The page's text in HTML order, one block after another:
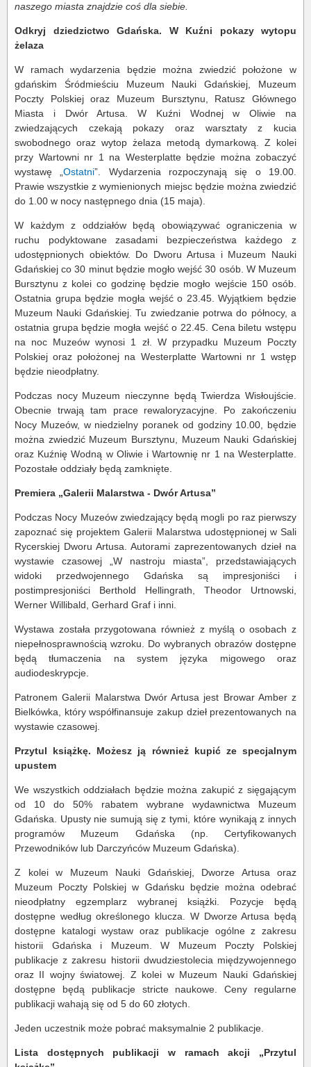
naszego miasta znajdzie coś dla siebie.
Odkryj dziedzictwo Gdańska. W Kuźni pokazy wytopu
żelaza
W ramach wydarzenia będzie można zwiedzić położone w
gdańskim Śródmieściu Muzeum Nauki Gdańskiej, Muzeum
Poczty Polskiej oraz Muzeum Bursztynu, Ratusz Głównego
Miasta i Dwór Artusa. W Kuźni Wodnej w Oliwie na
zwiedzających czekają pokazy oraz warsztaty z kucia
swobodnego oraz wytop żelaza metodą dymarkową. Z kolei
przy Wartowni nr 1 na Westerplatte będzie można zobaczyć
wystawę „Ostatni”. Wydarzenia rozpoczynają się o 19.00.
Prawie wszystkie z wymienionych miejsc będzie można zwiedzić
do 1.00 w nocy następnego dnia (15 maja).
W każdym z oddziałów będą obowiązywać ograniczenia w
ruchu podyktowane zasadami bezpieczeństwa każdego z
udostępnionych obiektów. Do Dworu Artusa i Muzeum Nauki
Gdańskiej co 30 minut będzie mogło wejść 30 osób. W Muzeum
Bursztynu z kolei co godzinę będzie mogło wejście 150 osób.
Ostatnia grupa będzie mogła wejść o 23.45. Wyjątkiem będzie
Muzeum Nauki Gdańskiej. Tu zwiedzanie potrwa do północy, a
ostatnia grupa będzie mogła wejść o 22.45. Cena biletu wstępu
na noc Muzeów wynosi 1 zł. W przypadku Muzeum Poczty
Polskiej oraz położonej na Westerplatte Wartowni nr 1 wstęp
będzie nieodpłatny.
Podczas nocy Muzeum nieczynne będą Twierdza Wisłoujście.
Obecnie trwają tam prace rewaloryzacyjne. Po zakończeniu
Nocy Muzeów, w niedzielny poranek od godziny 10.00, będzie
można zwiedzić Muzeum Bursztynu, Muzeum Nauki Gdańskiej
oraz Kuźnię Wodną w Oliwie i Wartownię nr 1 na Westerplatte.
Pozostałe oddziały będą zamknięte.
Premiera „Galerii Malarstwa - Dwór Artusa”
Podczas Nocy Muzeów zwiedzający będą mogli po raz pierwszy
zapoznać się projektem Galerii Malarstwa udostępnionej w Sali
Rycerskiej Dworu Artusa. Autorami zaprezentowanych dzieł na
wystawie czasowej „W nastroju miasta”, przedstawiających
widoki przedwojennego Gdańska są impresjoniści i
postimpresjoniści Berthold Hellingrath, Theodor Urtnowski,
Werner Willibald, Gerhard Graf i inni.
Wystawa została przygotowana również z myślą o osobach z
niepełnosprawnością wzroku. Do wybranych obrazów dostępne
będą tłumaczenia na system języka migowego oraz
audiodeskrypcje.
Patronem Galerii Malarstwa Dwór Artusa jest Browar Amber z
Bielkówka, który współfinansuje zakup dzieł prezentowanych na
wystawie czasowej.
Przytul książkę. Możesz ją również kupić ze specjalnym
upustem
We wszystkich oddziałach będzie można zakupić z sięgającym
od 10 do 50% rabatem wybrane wydawnictwa Muzeum
Gdańska. Upusty nie sumują się z tymi, które wynikają z innych
programów Muzeum Gdańska (np. Certyfikowanych
Przewodników lub Darczyńców Muzeum Gdańska).
Z kolei w Muzeum Nauki Gdańskiej, Dworze Artusa oraz
Muzeum Poczty Polskiej w Gdańsku będzie można odebrać
nieodpłatny egzemplarz wybranej książki. Pozycje będą
dostępne według określonego klucza. W Dworze Artusa będą
dostępne katalogi wystaw oraz publikacje ogólne z zakresu
historii Gdańska i Muzeum. W Muzeum Poczty Polskiej
publikacje z zakresu historii dwudziestolecia międzywojennego
oraz II wojny światowej. Z kolei w Muzeum Nauki Gdańskiej
dostępne będą publikacje stricte naukowe. Ceny regularne
publikacji wahają się od 5 do 60 złotych.
Jeden uczestnik może pobrać maksymalnie 2 publikacje.
Lista dostępnych publikacji w ramach akcji „Przytul